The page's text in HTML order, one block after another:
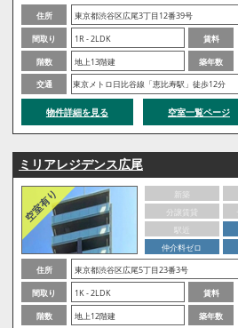
住所
東京都渋谷区広尾3丁目12番39号
間取り
1R - 2LDK 賃料
階数
地上13階建 築年数
交通
東京メトロ日比谷線「恵比寿駅」徒歩12分
物件詳細を見る 空室一覧ページ
ミリアレジデンス広尾
新築
分譲賃貸
駅近
仲介料ゼロ
住所
東京都渋谷区広尾5丁目23番3号
間取り
1K - 2LDK 賃料
階数
地上12階建 築年数